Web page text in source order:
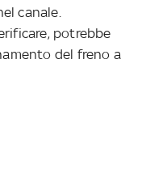
canale.
potrebbe
del freno a